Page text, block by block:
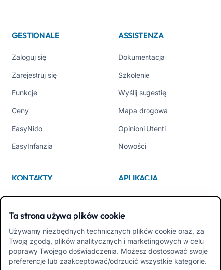
GESTIONALE
Zaloguj się
Zarejestruj się
Funkcje
Ceny
EasyNido
EasyInfanzia
ASSISTENZA
Dokumentacja
Szkolenie
Wyślij sugestię
Mapa drogowa
Opinioni Utenti
Nowości
KONTAKTY
Kim jesteśmy
Contattaci
Tel +39 02 84152514
APLIKACJA
App Store
Google Play
Pobierz APK Aplikacja dla
Rodzin
Pobierz APK Aplikacja dla
Ta strona używa plików cookie
Używamy niezbędnych technicznych plików cookie oraz, za
Twoją zgodą, plików analitycznych i marketingowych w celu
poprawy Twojego doświadczenia. Możesz dostosować swoje
preferencje lub zaakceptować/odrzucić wszystkie kategorie.